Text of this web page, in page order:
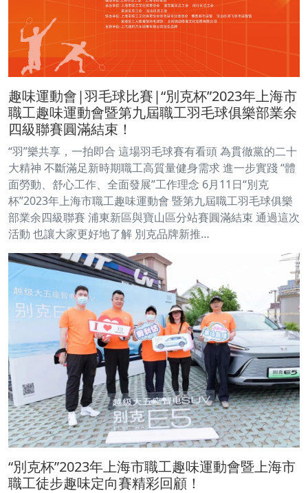
趣味運動會|羽毛球比賽|“別克杯”2023年上海市
職工趣味運動會暨第九屆職工羽毛球俱樂部業余
四級聯賽圓滿結束！
“羽”樂共享，一拍即合 這場羽毛球賽有看頭 為貫徹黨的二十
大精神 不斷滿足新時期職工高質量健身需求 進一步實踐 “體
面勞動、舒心工作、全面發展”工作理念 6月11日“別克
杯”2023年上海市職工趣味運動會 暨第九屆職工羽毛球俱樂
部業余四級聯賽 浦東新區與寶山區分站賽圓滿結束 通過這次
活動 也讓大家更好地了解 別克品牌新推…
“別克杯”2023年上海市職工趣味運動會暨上海市
職工徒步趣味定向賽精彩回顧！